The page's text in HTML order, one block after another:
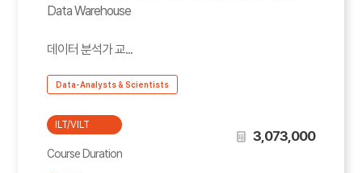
Data Warehouse
데이터 분석가 교...
Data-Analysts & Scientists
ILT/VILT
Course Duration
3,073,000